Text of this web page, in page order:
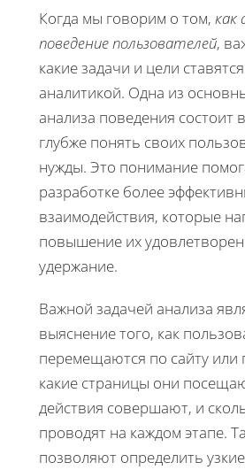
Когда мы говорим о том, как
поведение пользователей,
какие задачи и цели
аналитикой. Одна из
анализа поведения состоит
глубже понять своих
нужды. Это понимание
разработке более
взаимодействия, которые
повышение их
удержание.
Важной задачей анализа
выяснение того, как
перемещаются по сайту
какие страницы они
действия совершают, и
проводят на каждом этапе.
позволяют определить